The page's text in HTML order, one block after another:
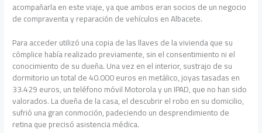
acompañarla en este viaje, ya que ambos eran socios de un negocio
de compraventa y reparación de vehículos en Albacete.
Para acceder utilizó una copia de las llaves de la vivienda que su
cómplice había realizado previamente, sin el consentimiento ni el
conocimiento de su dueña. Una vez en el interior, sustrajo de su
dormitorio un total de 40.000 euros en metálico, joyas tasadas en
33.429 euros, un teléfono móvil Motorola y un IPAD, que no han sido
valorados. La dueña de la casa, el descubrir el robo en su domicilio,
sufrió una gran conmoción, padeciendo un desprendimiento de
retina que precisó asistencia médica.